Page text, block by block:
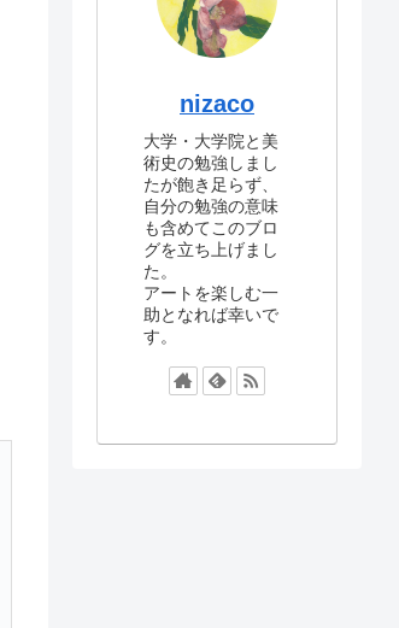
nizaco
大学・大学院と美
術史の勉強しまし
たが飽き足らず、
自分の勉強の意味
も含めてこのブロ
グを立ち上げまし
た。
アートを楽しむ一
助となれば幸いで
す。